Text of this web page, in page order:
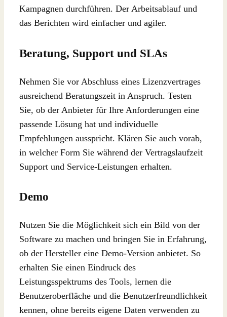
Kampagnen durchführen. Der Arbeitsablauf und
das Berichten wird einfacher und agiler.
Beratung, Support und SLAs
Nehmen Sie vor Abschluss eines Lizenzvertrages
ausreichend Beratungszeit in Anspruch. Testen
Sie, ob der Anbieter für Ihre Anforderungen eine
passende Lösung hat und individuelle
Empfehlungen ausspricht. Klären Sie auch vorab,
in welcher Form Sie während der Vertragslaufzeit
Support und Service-Leistungen erhalten.
Demo
Nutzen Sie die Möglichkeit sich ein Bild von der
Software zu machen und bringen Sie in Erfahrung,
ob der Hersteller eine Demo-Version anbietet. So
erhalten Sie einen Eindruck des
Leistungsspektrums des Tools, lernen die
Benutzeroberfläche und die Benutzerfreundlichkeit
kennen, ohne bereits eigene Daten verwenden zu